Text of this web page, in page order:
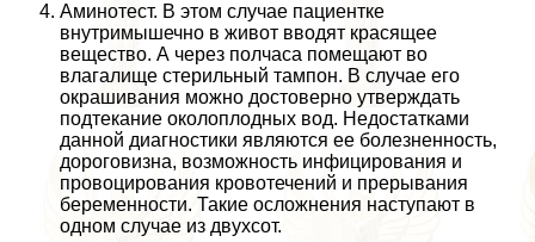
Аминотест. В этом случае пациентке
внутримышечно в живот вводят красящее
вещество. А через полчаса помещают во
влагалище стерильный тампон. В случае его
окрашивания можно достоверно утверждать
подтекание околоплодных вод. Недостатками
данной диагностики являются ее болезненность,
дороговизна, возможность инфицирования и
провоцирования кровотечений и прерывания
беременности. Такие осложнения наступают в
одном случае из двухсот.